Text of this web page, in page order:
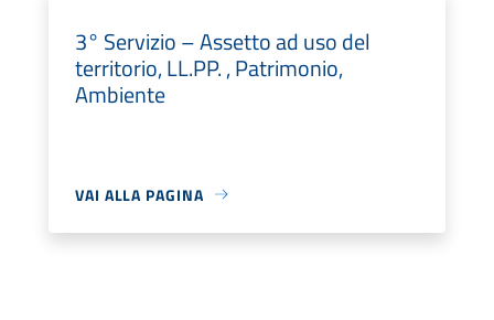
3° Servizio – Assetto ad uso del
territorio, LL.PP. , Patrimonio,
Ambiente
VAI ALLA PAGINA